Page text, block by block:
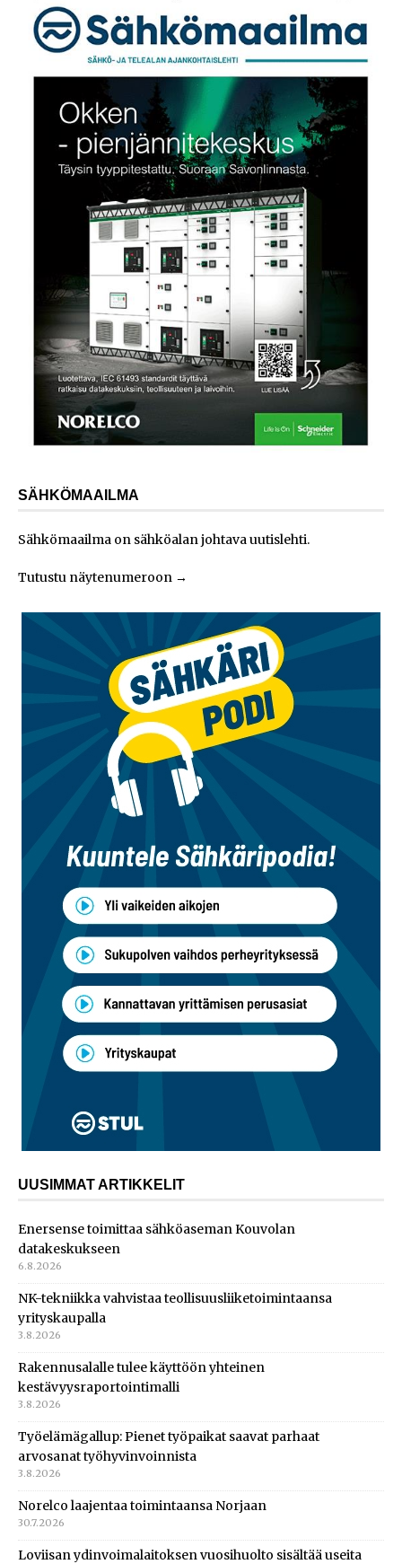
SÄHKÖMAAILMA
Sähkömaailma on sähköalan johtava uutislehti.
Tutustu näytenumeroon →
UUSIMMAT ARTIKKELIT
Enersense toimittaa sähköaseman Kouvolan
datakeskukseen
6.8.2026
NK-tekniikka vahvistaa teollisuusliiketoimintaansa
yrityskaupalla
3.8.2026
Rakennusalalle tulee käyttöön yhteinen
kestävyysraportointimalli
3.8.2026
Työelämägallup: Pienet työpaikat saavat parhaat
arvosanat työhyvinvoinnista
3.8.2026
Norelco laajentaa toimintaansa Norjaan
30.7.2026
Loviisan ydinvoimalaitoksen vuosihuolto sisältää useita